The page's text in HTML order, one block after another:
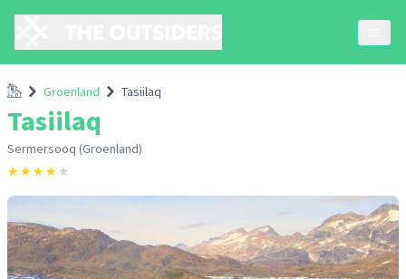
AccueilGroenland Tasiilaq
Tasiilaq
Sermersooq (Groenland)
★★★★ ★